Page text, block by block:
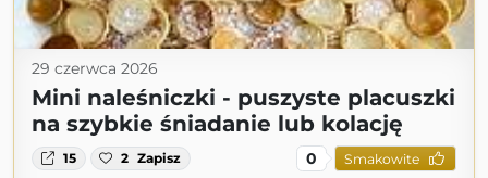
29 czerwca 2026
Mini naleśniczki - puszyste placuszki
na szybkie śniadanie lub kolację
15 2 Zapisz 0 Smakowite